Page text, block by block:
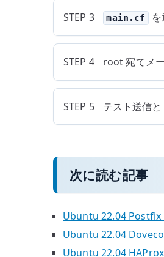
STEP 3 main.cf
STEP 4 root 宛てメ
STEP 5 テスト送信
次に読む記事
Ubuntu 22.04 Postfix
Ubuntu 22.04
Ubuntu 22.04